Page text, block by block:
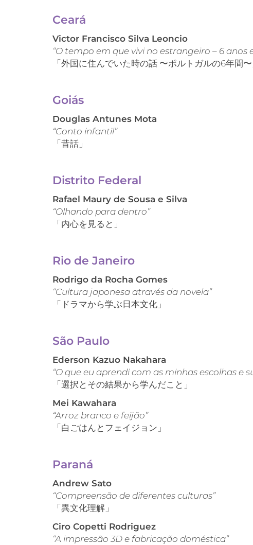
Ceará
Victor Francisco Silva Leoncio
“O tempo em que vivi no estrangeiro – 6 anos
「外国に住んでいた時の話 〜ポルトガルの6年間〜
Goiás
Douglas Antunes Mota
“Conto infantil”
「昔話」
Distrito Federal
Rafael Maury de Sousa e Silva
“Olhando para dentro”
「内心を見ると」
Rio de Janeiro
Rodrigo da Rocha Gomes
“Cultura japonesa através da novela”
「ドラマから学ぶ日本文化」
São Paulo
Ederson Kazuo Nakahara
“O que eu aprendi com as minhas escolhas e
「選択とその結果から学んだこと」
Mei Kawahara
“Arroz branco e feijão”
「白ごはんとフェイジョン」
Paraná
Andrew Sato
“Compreensão de diferentes culturas”
「異文化理解」
Ciro Copetti Rodriguez
“A impressão 3D e fabricação doméstica”